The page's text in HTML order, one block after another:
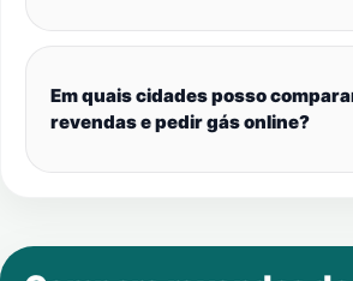
Em quais cidades posso
revendas e pedir gás online?